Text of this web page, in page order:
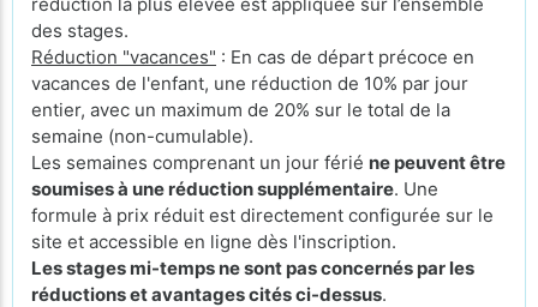
des stages.
Réduction "vacances" : En cas de départ précoce en
vacances de l'enfant, une réduction de 10% par jour
entier, avec un maximum de 20% sur le total de la
semaine (non-cumulable).
Les semaines comprenant un jour férié ne peuvent être
soumises à une réduction supplémentaire. Une
formule à prix réduit est directement configurée sur le
site et accessible en ligne dès l'inscription.
Les stages mi-temps ne sont pas concernés par les
réductions et avantages cités ci-dessus.